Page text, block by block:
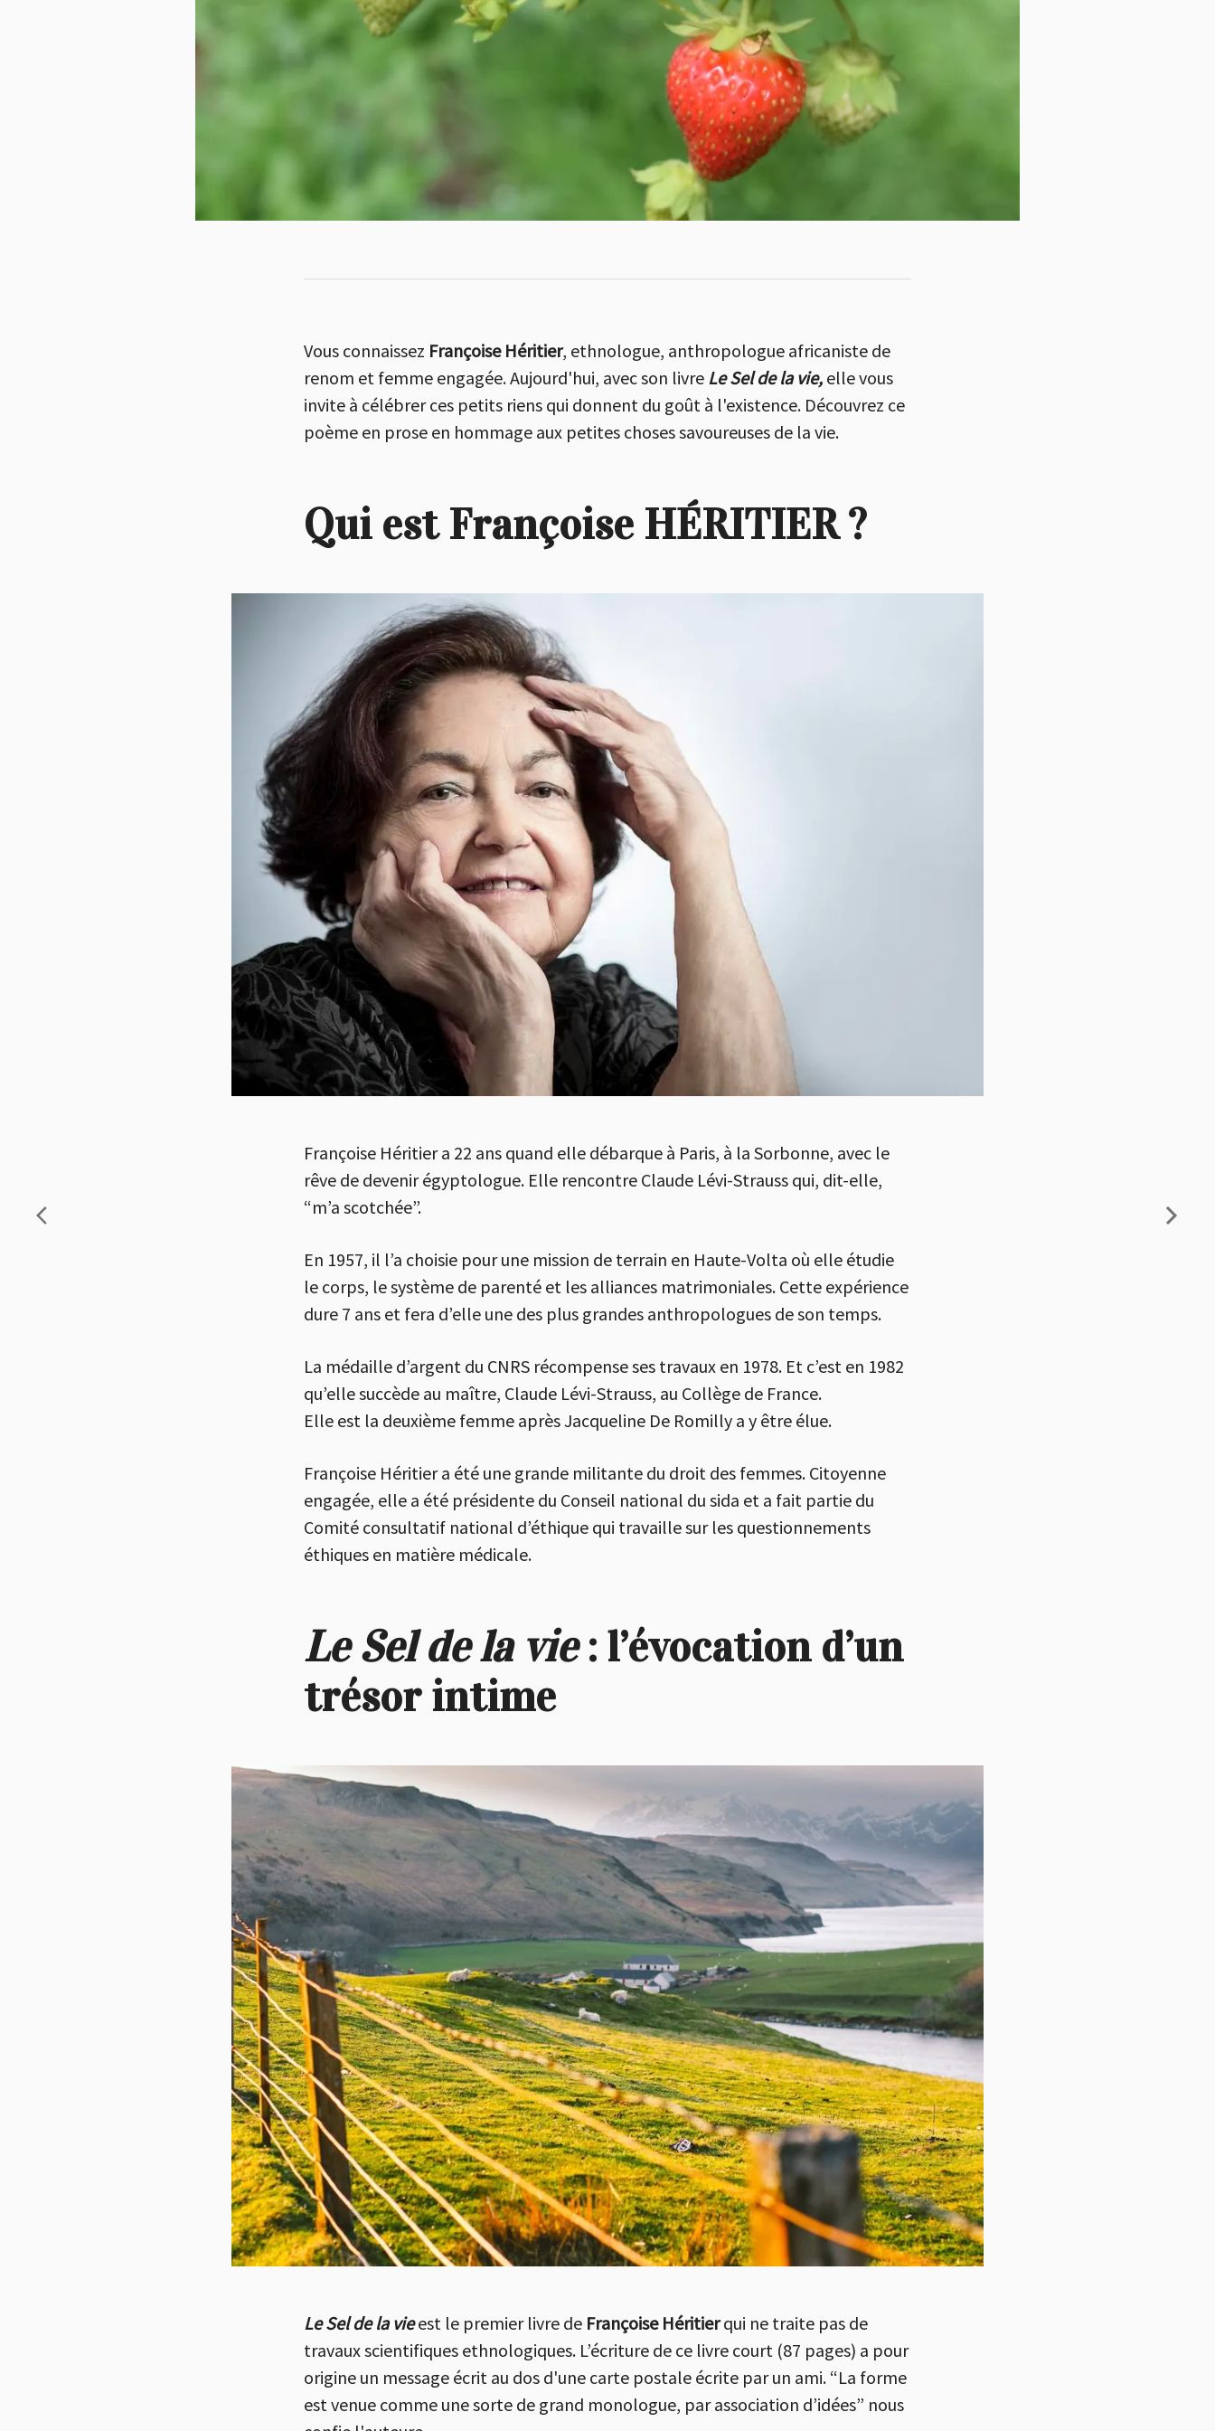
Vous connaissez Françoise Héritier, ethnologue, anthropologue africaniste de
renom et femme engagée. Aujourd'hui, avec son livre Le Sel de la vie, elle vous
invite à célébrer ces petits riens qui donnent du goût à l'existence. Découvrez ce
poème en prose en hommage aux petites choses savoureuses de la vie.
Qui est Françoise HÉRITIER ?
Françoise Héritier a 22 ans quand elle débarque à Paris, à la Sorbonne, avec le
rêve de devenir égyptologue. Elle rencontre Claude Lévi-Strauss qui, dit-elle,
“m’a scotchée”.
En 1957, il l’a choisie pour une mission de terrain en Haute-Volta où elle étudie
le corps, le système de parenté et les alliances matrimoniales. Cette expérience
dure 7 ans et fera d’elle une des plus grandes anthropologues de son temps.
La médaille d’argent du CNRS récompense ses travaux en 1978. Et c’est en 1982
qu’elle succède au maître, Claude Lévi-Strauss, au Collège de France.
Elle est la deuxième femme après Jacqueline De Romilly a y être élue.
Françoise Héritier a été une grande militante du droit des femmes. Citoyenne
engagée, elle a été présidente du Conseil national du sida et a fait partie du
Comité consultatif national d’éthique qui travaille sur les questionnements
éthiques en matière médicale.
Le Sel de la vie: l’évocation d’un
trésor intime
Le Sel de la vieest le premier livre de Françoise Héritierqui ne traite pas de
travaux scientifiques ethnologiques. L’écriture de ce livre court (87 pages) a pour
origine un message écrit au dos d'une carte postale écrite par un ami. “La forme
est venue comme une sorte de grand monologue, par association d’idées” nous